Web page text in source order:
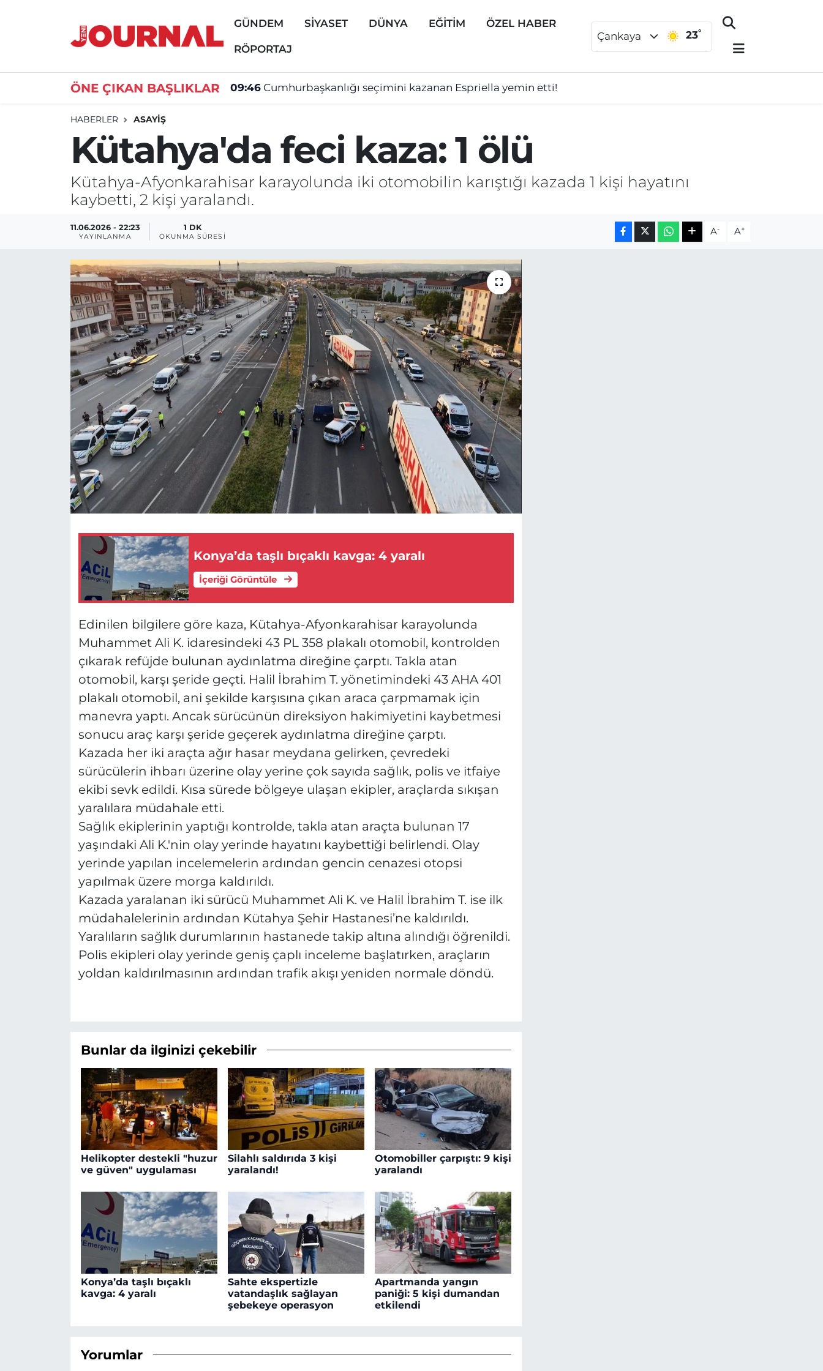
GÜNDEM SİYASET DÜNYA EĞİTİM ÖZEL HABER
RÖPORTAJ
Çankaya 23°
ÖNE ÇIKAN BAŞLIKLAR 09:46 Cumhurbaşkanlığı seçimini kazanan Espriella yemin etti!
HABERLER ASAYİŞ
Kütahya'da feci kaza: 1 ölü
Kütahya-Afyonkarahisar karayolunda iki otomobilin karıştığı kazada 1 kişi hayatını
kaybetti, 2 kişi yaralandı.
11.06.2026 - 22:23
YAYINLANMA
1 DK
OKUNMA SÜRESI A- A+
Konya’da taşlı bıçaklı kavga: 4 yaralı
İçeriği Görüntüle
Edinilen bilgilere göre kaza, Kütahya-Afyonkarahisar karayolunda
Muhammet Ali K. idaresindeki 43 PL 358 plakalı otomobil, kontrolden
çıkarak refüjde bulunan aydınlatma direğine çarptı. Takla atan
otomobil, karşı şeride geçti. Halil İbrahim T. yönetimindeki 43 AHA 401
plakalı otomobil, ani şekilde karşısına çıkan araca çarpmamak için
manevra yaptı. Ancak sürücünün direksiyon hakimiyetini kaybetmesi
sonucu araç karşı şeride geçerek aydınlatma direğine çarptı.
Kazada her iki araçta ağır hasar meydana gelirken, çevredeki
sürücülerin ihbarı üzerine olay yerine çok sayıda sağlık, polis ve itfaiye
ekibi sevk edildi. Kısa sürede bölgeye ulaşan ekipler, araçlarda sıkışan
yaralılara müdahale etti.
Sağlık ekiplerinin yaptığı kontrolde, takla atan araçta bulunan 17
yaşındaki Ali K.'nin olay yerinde hayatını kaybettiği belirlendi. Olay
yerinde yapılan incelemelerin ardından gencin cenazesi otopsi
yapılmak üzere morga kaldırıldı.
Kazada yaralanan iki sürücü Muhammet Ali K. ve Halil İbrahim T. ise ilk
müdahalelerinin ardından Kütahya Şehir Hastanesi’ne kaldırıldı.
Yaralıların sağlık durumlarının hastanede takip altına alındığı öğrenildi.
Polis ekipleri olay yerinde geniş çaplı inceleme başlatırken, araçların
yoldan kaldırılmasının ardından trafik akışı yeniden normale döndü.
Bunlar da ilginizi çekebilir
Helikopter destekli "huzur
ve güven" uygulaması
Silahlı saldırıda 3 kişi
yaralandı!
Otomobiller çarpıştı: 9 kişi
yaralandı
Konya’da taşlı bıçaklı
kavga: 4 yaralı
Sahte ekspertizle
vatandaşlık sağlayan
şebekeye operasyon
Apartmanda yangın
paniği: 5 kişi dumandan
etkilendi
Yorumlar
GÜNDEM
DÜNYA
ÖZEL HABER
Nöbetçi Eczaneler
Süper Lig Puan Durumu ve Fikstür
Son Dakika Haberleri
Haber Arşivi